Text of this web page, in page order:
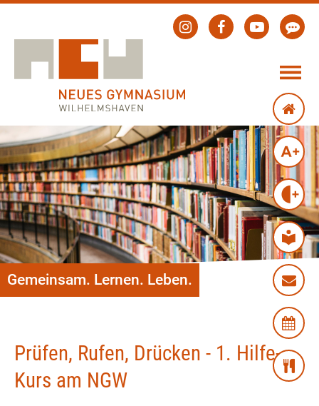
Gemeinsam. Lernen. Leben.
Prüfen, Rufen, Drücken - 1. Hilfe-
Kurs am NGW